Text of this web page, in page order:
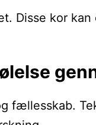
kor
fællesskab.